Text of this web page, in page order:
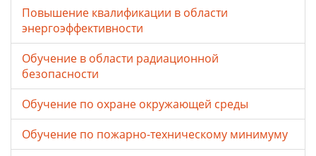
Повышение квалификации в области
энергоэффективности
Обучение в области радиационной
безопасности
Обучение по охране окружающей среды
Обучение по пожарно-техническому минимуму